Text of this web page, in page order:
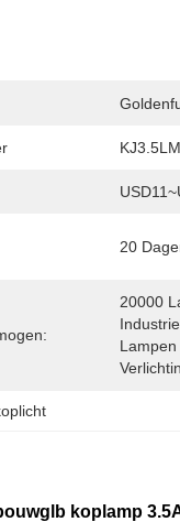
KJ3.5LM
20
20000
koplamp